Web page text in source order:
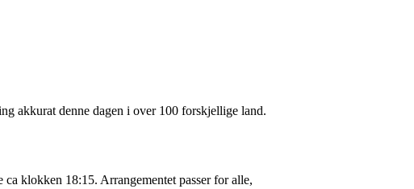
akkurat denne dagen i over 100 forskjellige land.
klokken 18:15. Arrangementet passer for alle,